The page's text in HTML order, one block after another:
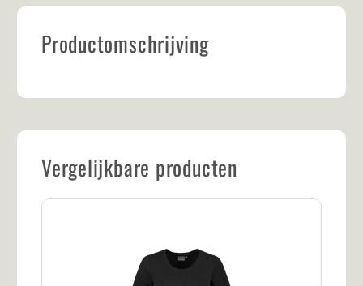
Productomschrijving
Vergelijkbare producten